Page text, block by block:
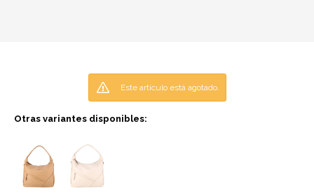
Este artículo está agotado.
Otras variantes disponibles: